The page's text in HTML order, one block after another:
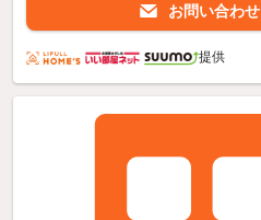
お問い合わせ
提供